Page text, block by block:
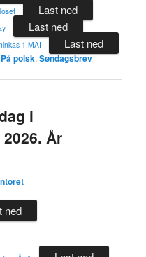
Last ned
Last ned
1.MAI Last ned
På polsk,Søndagsbrev
i
År
ned